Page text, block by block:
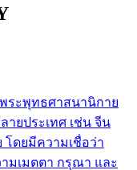
ระพุทธศาสนานิกาย
ยประเทศ เช่น จีน
โดยมีความเชื่อว่า
มเมตตา กรุณา และ